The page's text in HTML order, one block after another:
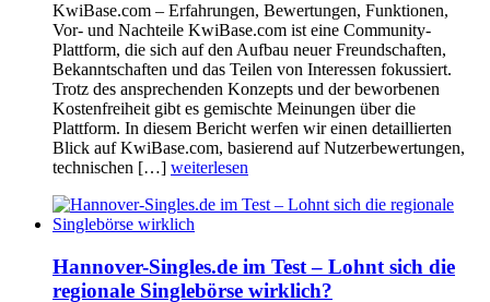
KwiBase.com – Erfahrungen, Bewertungen, Funktionen,
Vor- und Nachteile KwiBase.com ist eine Community-
Plattform, die sich auf den Aufbau neuer Freundschaften,
Bekanntschaften und das Teilen von Interessen fokussiert.
Trotz des ansprechenden Konzepts und der beworbenen
Kostenfreiheit gibt es gemischte Meinungen über die
Plattform. In diesem Bericht werfen wir einen detaillierten
Blick auf KwiBase.com, basierend auf Nutzerbewertungen,
technischen […] weiterlesen
Hannover-Singles.de im Test – Lohnt sich die
regionale Singlebörse wirklich?